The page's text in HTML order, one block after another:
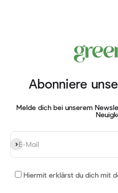
Abonniere
Melde dich bei unserem
E-Mail
Abonnieren
Hiermit erklärst du dich mit